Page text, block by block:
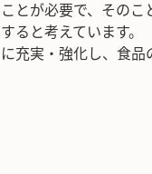
とが必要で、そのこ
ると考えています。
充実・強化し、食品